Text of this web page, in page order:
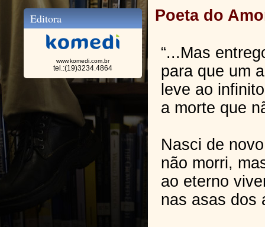
Editora
www.komedi.com.br
tel.:(19)3234.4864
Poeta do
“...Mas
para que um
leve ao infinito
a morte que
Nasci de novo
não morri,
ao eterno
nas asas dos